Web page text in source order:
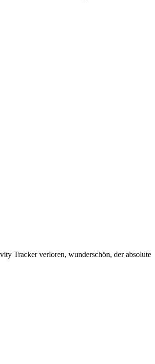
Tracker verloren, wunderschön, der absolute